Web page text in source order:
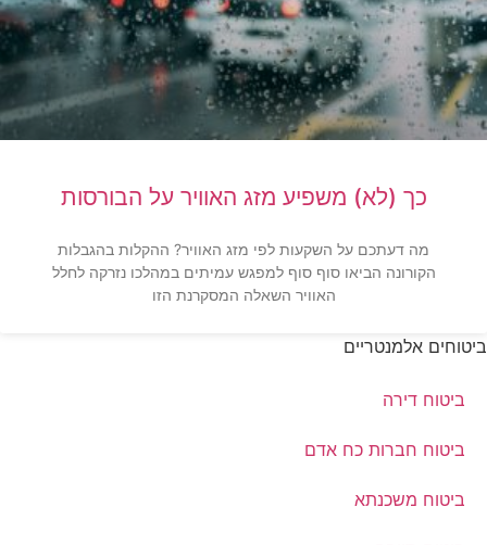
כך (לא) משפיע מזג האוויר על הבורסות
מה דעתכם על השקעות לפי מזג האוויר? ההקלות בהגבלות
הקורונה הביאו סוף סוף למפגש עמיתים במהלכו נזרקה לחלל
האוויר השאלה המסקרנת הזו
ביטוחים אלמנטריים
ביטוח דירה
ביטוח חברות כח אדם
ביטוח משכנתא